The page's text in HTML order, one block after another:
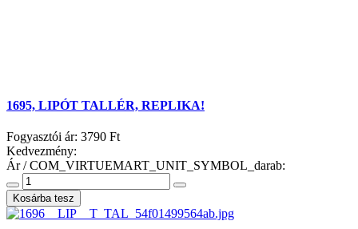
1695, LIPÓT TALLÉR, REPLIKA!
Fogyasztói ár: 3790 Ft
Kedvezmény:
Ár / COM_VIRTUEMART_UNIT_SYMBOL_darab: